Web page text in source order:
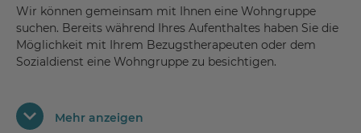
Wir können gemeinsam mit Ihnen eine Wohngruppe
suchen. Bereits während Ihres Aufenthaltes haben Sie die
Möglichkeit mit Ihrem Bezugstherapeuten oder dem
Sozialdienst eine Wohngruppe zu besichtigen.
Wohngruppen zusammen. Unser gemeinsames Ziel ist es,
mit Ihrer Zustimmung und Zusammenarbeit einen
Mehr anzeigen